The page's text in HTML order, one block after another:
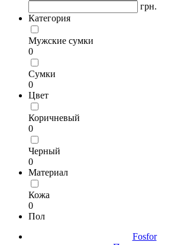
грн.
Категория
Мужские сумки
0
Сумки
0
Цвет
Коричневый
0
Черный
0
Материал
Кожа
0
Пол
Fosfor